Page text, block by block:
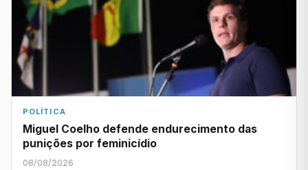
POLÍTICA
Miguel Coelho defende endurecimento das
punições por feminicídio
08/08/2026